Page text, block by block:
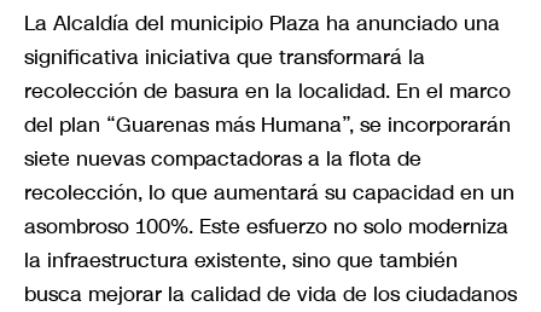
La Alcaldía del municipio Plaza ha anunciado una
significativa iniciativa que transformará la
recolección de basura en la localidad. En el marco
del plan “Guarenas más Humana”, se incorporarán
siete nuevas compactadoras a la flota de
recolección, lo que aumentará su capacidad en un
asombroso 100%. Este esfuerzo no solo moderniza
la infraestructura existente, sino que también
busca mejorar la calidad de vida de los ciudadanos